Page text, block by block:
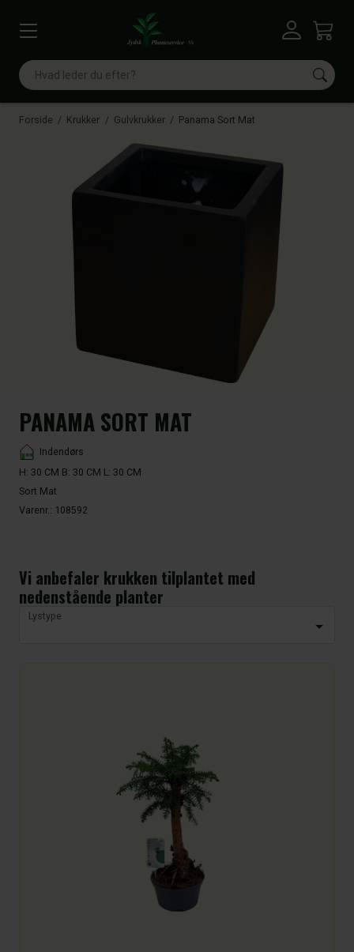
Vis menu
Søg
Log ind Kurv
Forside Krukker Gulvkrukker Panama Sort Mat
PANAMA SORT MAT
Placement
Indendørs
H: 30 CM B: 30 CM L: 30 CM
Sort Mat
Varenr.: 108592
Vi anbefaler krukken tilplantet med
nedenstående planter
Lystype